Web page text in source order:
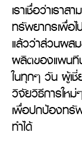
เราเชื่อว่าเราส
ทรัพยากรเพื่อไ
แล้วว่าส่วนผส
ผลิตของแพนที
ในทุกๆ วัน ผู้เ
วิจัยวิธีการให
เพื่อปกป้องทรัพ
ทำได้